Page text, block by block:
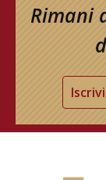
Rimani